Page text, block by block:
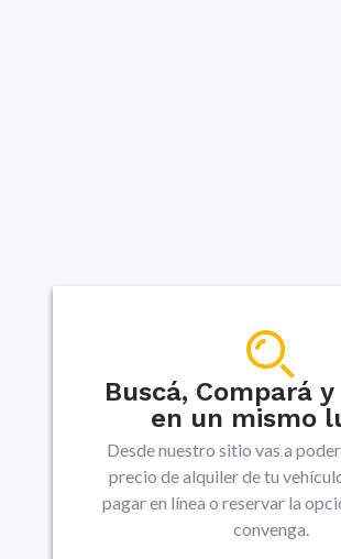
Buscá, Compará
en un mismo
Desde nuestro sitio vas a
precio de alquiler de tu
pagar en línea o reservar la
convenga.